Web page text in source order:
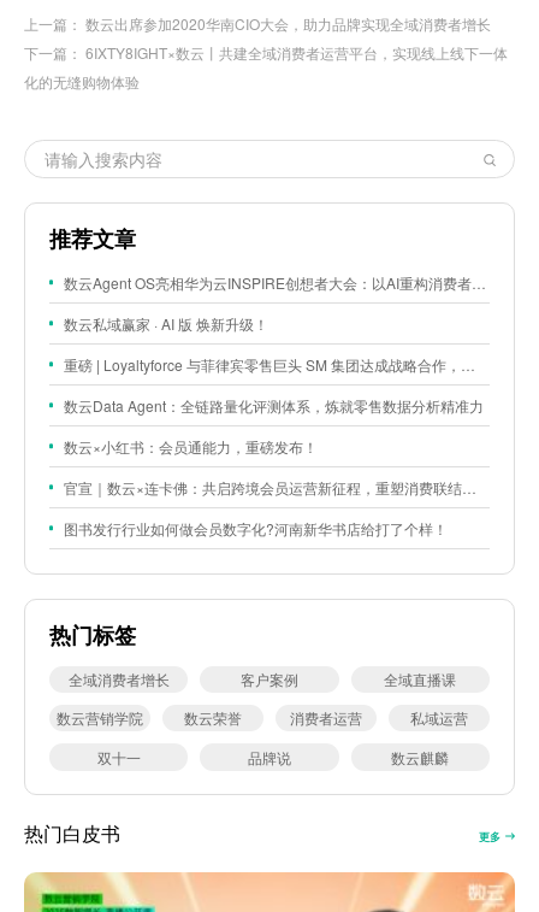
上一篇： 数云出席参加2020华南CIO大会，助力品牌实现全域消费者增长
下一篇： 6IXTY8IGHT×数云丨共建全域消费者运营平台，实现线上线下一体
化的无缝购物体验
推荐文章
数云Agent OS亮相华为云INSPIRE创想者大会：以AI重构消费者运营与零售营销新范式
数云私域赢家 · AI 版 焕新升级！
重磅 | Loyaltyforce 与菲律宾零售巨头 SM 集团达成战略合作，携手开启 SMAC 会员数智化运营新征程
数云Data Agent：全链路量化评测体系，炼就零售数据分析精准力
数云×小红书：会员通能力，重磅发布！
官宣｜数云×连卡佛：共启跨境会员运营新征程，重塑消费联结新体验
图书发行行业如何做会员数字化?河南新华书店给打了个样！
热门标签
全域消费者增长 客户案例
全域直播课
数云营销学院
数云荣誉 消费者运营
私域运营
双十一
品牌说 数云麒麟
热门白皮书 更多